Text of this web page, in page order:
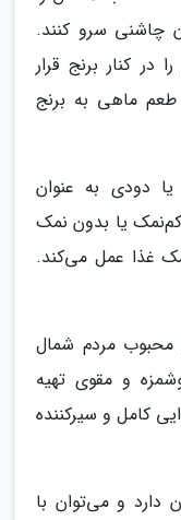
چاشنی سرو کنند.
کنار برنج قرار
ماهی به برنج
دودی به عنوان
یا بدون نمک
غذا عمل می‌کند.
محبوب مردم شمال
و مقوی تهیه
کامل و سیرکننده
دارد و می‌توان با